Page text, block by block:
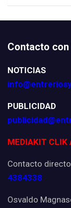
Contacto
NOTICIAS
PUBLICIDAD
MEDIAKIT CLIK
Contacto
4384338
Osvaldo